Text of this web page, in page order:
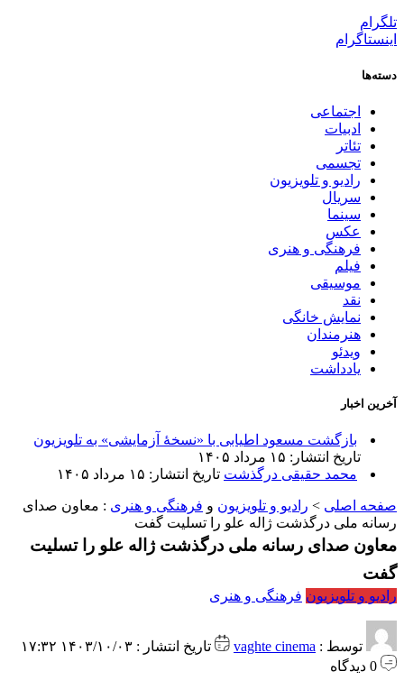
تلگرام
اینستاگرام
دسته‌ها
اجتماعی
ادبیات
تئاتر
تجسمی
رادیو و تلویزیون
سریال
سینما
عکس
فرهنگی و هنری
فیلم
موسیقی
نقد
نمایش خانگی
هنرمندان
ویدئو
یادداشت
آخرین اخبار
بازگشت مسعود اطیابی با «نسخهٔ آزمایشی» به تلویزیون
تاریخ انتشار: ۱۵ مرداد ۱۴۰۵
محمد حقیقی درگذشت تاریخ انتشار: ۱۵ مرداد ۱۴۰۵
صفحه اصلی > رادیو و تلویزیون و فرهنگی و هنری : معاون صدای
رسانه ملی درگذشت ژاله علو را تسلیت گفت
معاون صدای رسانه ملی درگذشت ژاله علو را تسلیت
گفت
رادیو و تلویزیون فرهنگی و هنری
توسط : vaghte cinema
تاریخ انتشار : ۱۴۰۳/۱۰/۰۳ ۱۷:۳۲